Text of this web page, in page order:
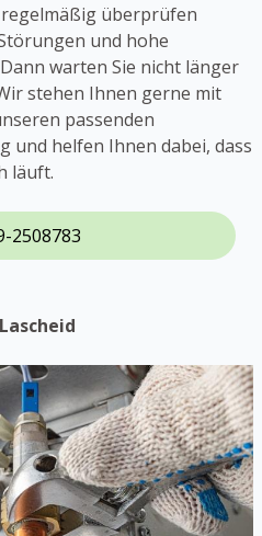
überprüfen
und hohe
warten Sie nicht länger
stehen Ihnen gerne mit
passenden
und helfen Ihnen dabei, dass
läuft.
2508783